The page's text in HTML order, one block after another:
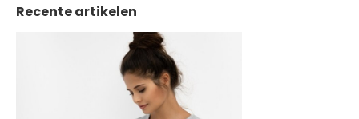
Recente artikelen